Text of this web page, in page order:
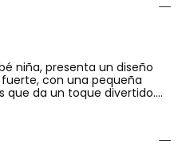
niña, presenta un diseño
con una pequeña
que da un toque divertido.
para la comodidad de
desde 1 mes, hasta 24
largas, es adecuada
práctico la convierte en